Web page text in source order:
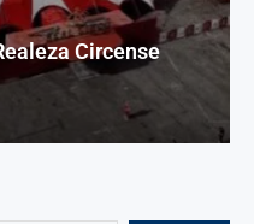
Circense